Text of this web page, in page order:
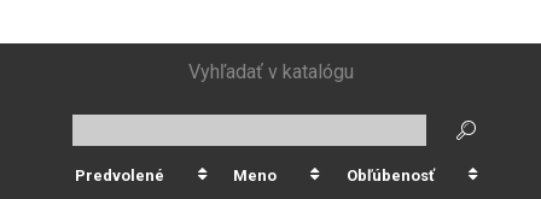
Vyhľadať v katalógu
Predvolené Meno Obľúbenosť